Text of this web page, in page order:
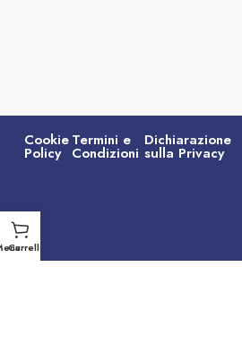
Cookie
Policy
Termini e
Condizioni
Dichiarazione
sulla Privacy
Carrello